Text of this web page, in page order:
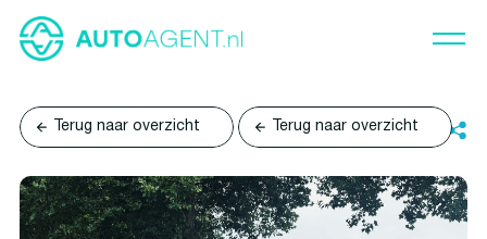
Terug naar overzicht Terug naar overzicht